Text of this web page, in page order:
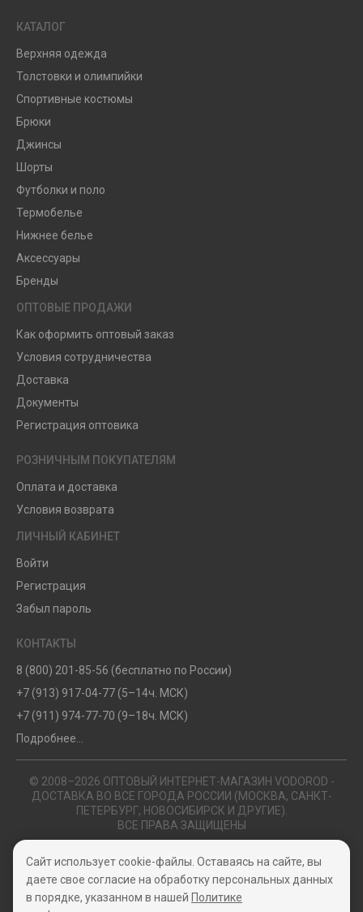
КАТАЛОГ
Верхняя одежда
Толстовки и олимпийки
Спортивные костюмы
Брюки
Джинсы
Шорты
Футболки и поло
Термобелье
Нижнее белье
Аксессуары
Бренды
ОПТОВЫЕ ПРОДАЖИ
Как оформить оптовый заказ
Условия сотрудничества
Доставка
Документы
Регистрация оптовика
РОЗНИЧНЫМ ПОКУПАТЕЛЯМ
Оплата и доставка
Условия возврата
ЛИЧНЫЙ КАБИНЕТ
Войти
Регистрация
Забыл пароль
КОНТАКТЫ
8 (800) 201-85-56 (бесплатно по России)
+7 (913) 917-04-77 (5–14ч. МСК)
+7 (911) 974-77-70 (9–18ч. МСК)
Подробнее...
© 2008–2026 ОПТОВЫЙ ИНТЕРНЕТ-МАГАЗИН VODOROD -
ДОСТАВКА ВО ВСЕ ГОРОДА РОССИИ (МОСКВА, САНКТ-
ПЕТЕРБУРГ, НОВОСИБИРСК И ДРУГИЕ).
ВСЕ ПРАВА ЗАЩИЩЕНЫ
Политика конфиденциальности
Пользовательское соглашение
Сайт использует cookie-файлы. Оставаясь на сайте, вы
даете свое согласие на обработку персональных данных
в порядке, указанном в нашей Политике